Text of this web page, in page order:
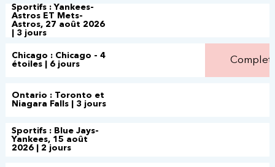
Sportifs : Yankees-
Astros ET Mets-
Astros, 27 août 2026
| 3 jours
Chicago : Chicago - 4
étoiles | 6 jours
Ontario : Toronto et
Niagara Falls | 3 jours
Sportifs : Blue Jays-
Yankees, 15 août
2026 | 2 jours
Complet